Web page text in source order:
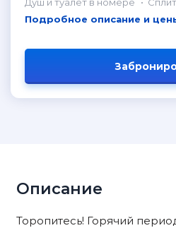
Подробное описание и
Описание
Торопитесь! Горячий